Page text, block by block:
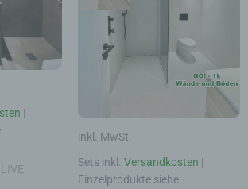
|
LIVE
Optionen
können
auf
inkl. MwSt.
Sets inkl. Versandkosten |
Einzelprodukte siehe
auf
der